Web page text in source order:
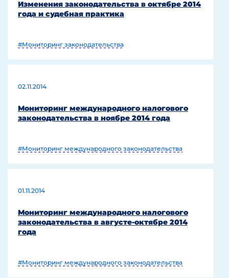
Изменения законодательства в октябре 2014
года и судебная практика
#Мониторинг законодательства
02.11.2014
Мониторинг международного налогового
законодательства в ноябре 2014 года
#Мониторинг международного законодательства
01.11.2014
Мониторинг международного налогового
законодательства в августе-октябре 2014
года
#Мониторинг международного законодательства